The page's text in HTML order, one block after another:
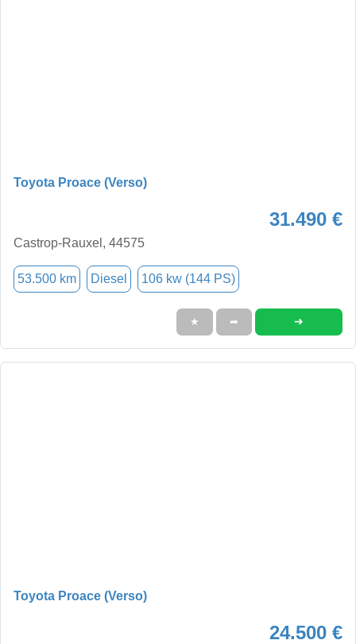
Toyota Proace (Verso)
31.490 €
Castrop-Rauxel, 44575
53.500 km Diesel 106 kw (144 PS)
★ ➦ ➜
Toyota Proace (Verso)
24.500 €